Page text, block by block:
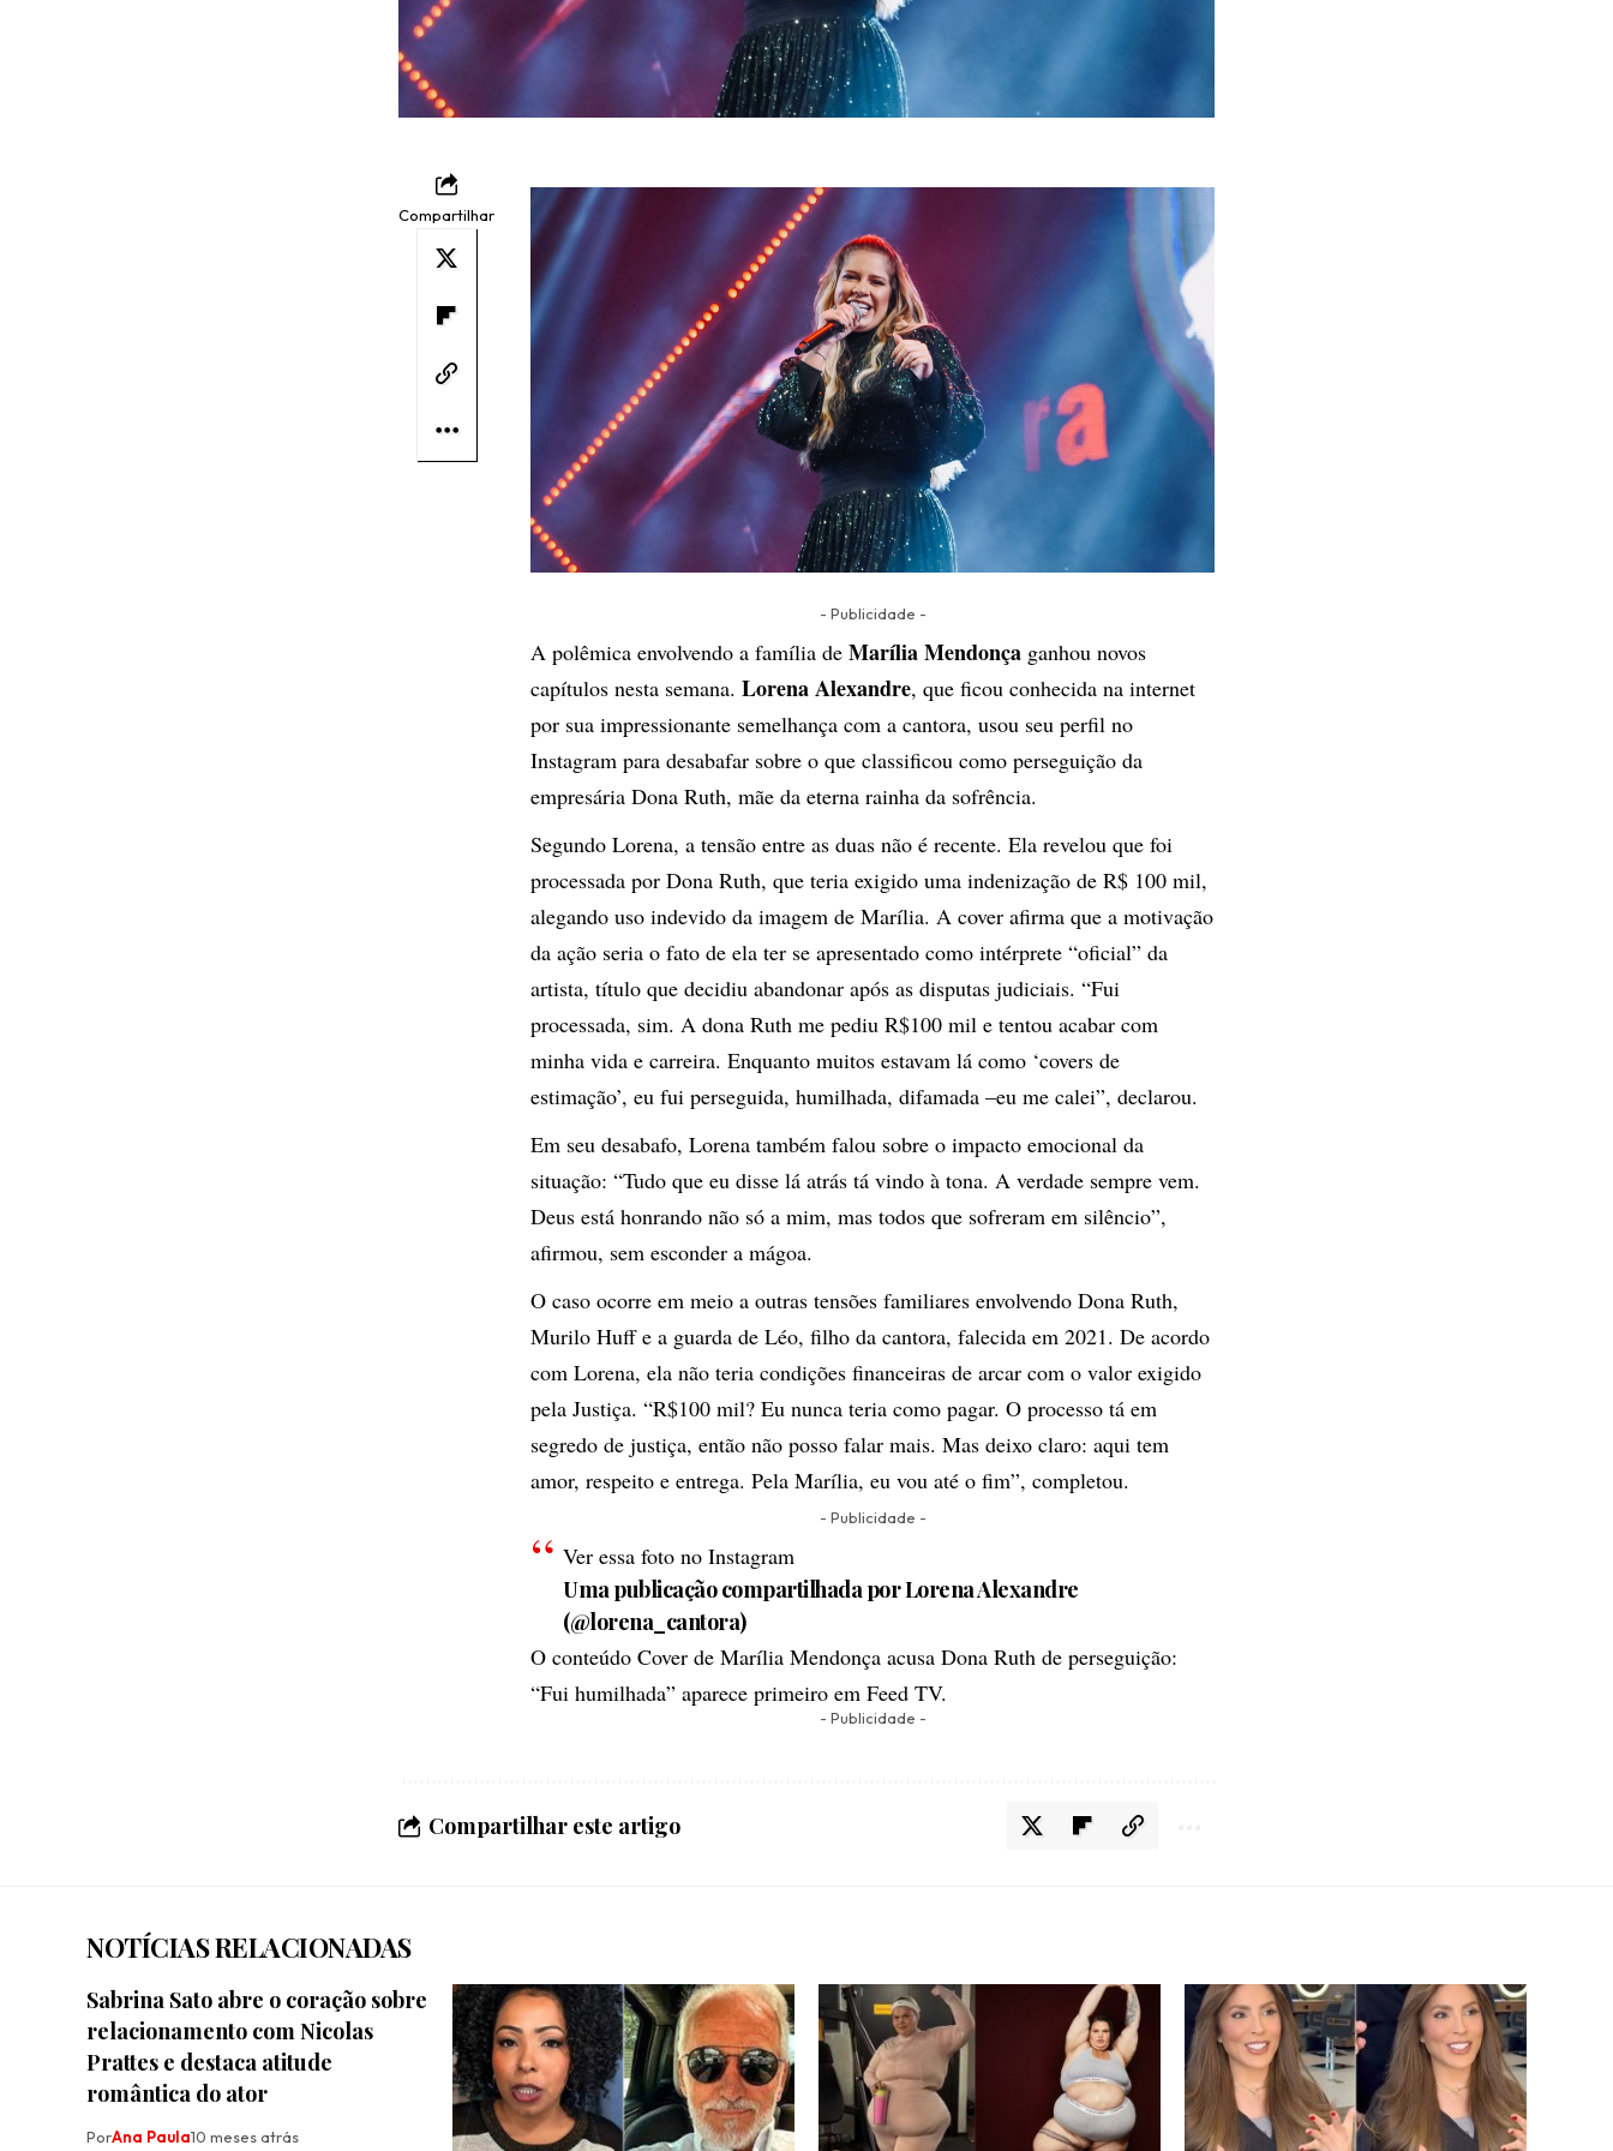
Compartilhar
- Publicidade -
A polêmica envolvendo a família de Marília Mendonça ganhou novos
capítulos nesta semana. Lorena Alexandre, que ficou conhecida na internet
por sua impressionante semelhança com a cantora, usou seu perfil no
Instagram para desabafar sobre o que classificou como perseguição da
empresária Dona Ruth, mãe da eterna rainha da sofrência.
Segundo Lorena, a tensão entre as duas não é recente. Ela revelou que foi
processada por Dona Ruth, que teria exigido uma indenização de R$ 100 mil,
alegando uso indevido da imagem de Marília. A cover afirma que a motivação
da ação seria o fato de ela ter se apresentado como intérprete “oficial” da
artista, título que decidiu abandonar após as disputas judiciais. “Fui
processada, sim. A dona Ruth me pediu R$100 mil e tentou acabar com
minha vida e carreira. Enquanto muitos estavam lá como ‘covers de
estimação’, eu fui perseguida, humilhada, difamada –eu me calei”, declarou.
Em seu desabafo, Lorena também falou sobre o impacto emocional da
situação: “Tudo que eu disse lá atrás tá vindo à tona. A verdade sempre vem.
Deus está honrando não só a mim, mas todos que sofreram em silêncio”,
afirmou, sem esconder a mágoa.
O caso ocorre em meio a outras tensões familiares envolvendo Dona Ruth,
Murilo Huff e a guarda de Léo, filho da cantora, falecida em 2021. De acordo
com Lorena, ela não teria condições financeiras de arcar com o valor exigido
pela Justiça. “R$100 mil? Eu nunca teria como pagar. O processo tá em
segredo de justiça, então não posso falar mais. Mas deixo claro: aqui tem
amor, respeito e entrega. Pela Marília, eu vou até o fim”, completou.
- Publicidade -
Ver essa foto no Instagram
Uma publicação compartilhada por Lorena Alexandre
(@lorena_cantora)
O conteúdo Cover de Marília Mendonça acusa Dona Ruth de perseguição:
“Fui humilhada” aparece primeiro em Feed TV.
- Publicidade -
Compartilhar este artigo
NOTÍCIAS RELACIONADAS
Sabrina Sato abre o coração sobre
relacionamento com Nicolas
Prattes e destaca atitude
romântica do ator
PorAna Paula10 meses atrás